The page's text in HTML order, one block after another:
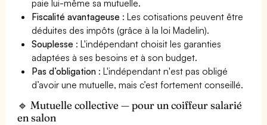
paie lui-même sa mutuelle.
Fiscalité avantageuse : Les cotisations peuvent être
déduites des impôts (grâce à la loi Madelin).
Souplesse : L'indépendant choisit les garanties
adaptées à ses besoins et à son budget.
Pas d’obligation : L'indépendant n'est pas obligé
d’avoir une mutuelle, mais c’est fortement conseillé.
🔹 Mutuelle collective — pour un coiffeur salarié
en salon